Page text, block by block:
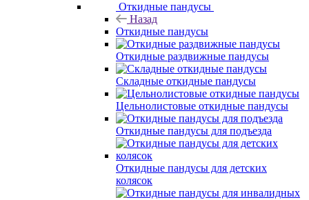
Откидные пандусы
Назад
Откидные пандусы
Откидные раздвижные пандусы
Складные откидные пандусы
Цельнолистовые откидные пандусы
Откидные пандусы для подъезда
Откидные пандусы для детских
колясок